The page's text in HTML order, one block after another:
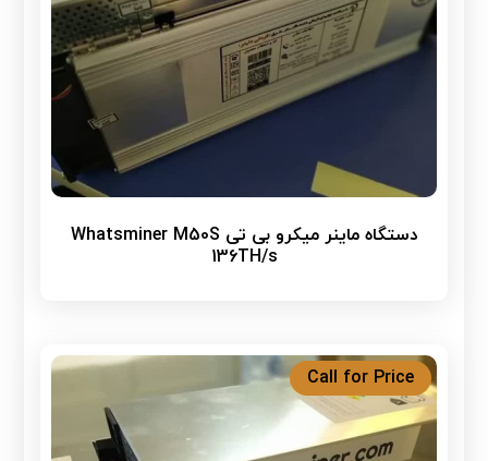
دستگاه ماینر میکرو بی تی Whatsminer M50S
136TH/s
Call for Price